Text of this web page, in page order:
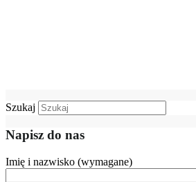
Szukaj
Napisz do nas
Imię i nazwisko (wymagane)